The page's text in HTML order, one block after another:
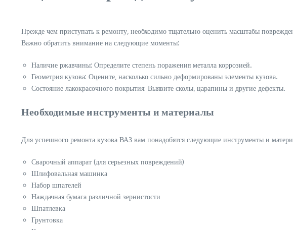
Прежде чем приступать к ремонту‚ необходимо тщательно оценить масштабы
Важно обратить внимание на следующие моменты:
Наличие ржавчины: Определите степень поражения металла коррозией.
Геометрия кузова: Оцените‚ насколько сильно деформированы элементы кузова.
Состояние лакокрасочного покрытия: Выявите сколы‚ царапины и другие дефекты.
Необходимые инструменты и материалы
Для успешного ремонта кузова ВАЗ вам понадобятся следующие инструменты и
Сварочный аппарат (для серьезных повреждений)
Шлифовальная машинка
Набор шпателей
Наждачная бумага различной зернистости
Шпатлевка
Грунтовка